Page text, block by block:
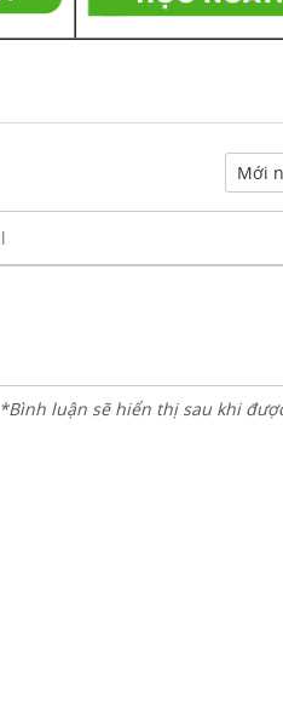
*Bình luận sẽ hiển thị sau khi